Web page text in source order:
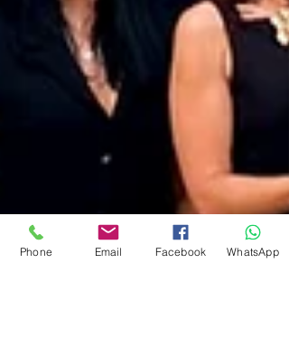
Phone Email Facebook WhatsApp